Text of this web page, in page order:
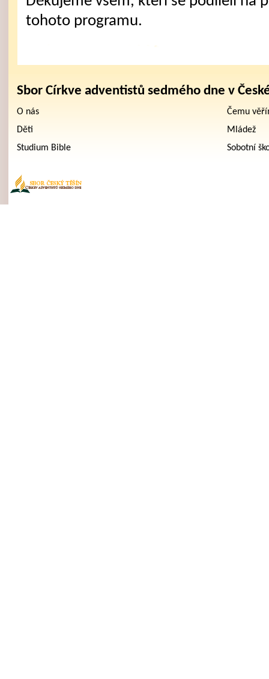
tohoto programu.
Sbor Církve adventistů sedmého dne v
O nás
Čemu
Děti
Mládež
Studium Bible
Sobotní